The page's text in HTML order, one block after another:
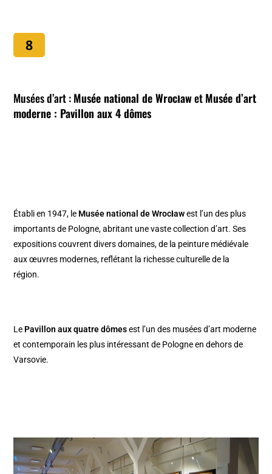
Musées d’art :Musée national de WrocławetMusée d’art
moderne : Pavillon aux 4 dômes
Établi en 1947, le Musée national de Wrocławest l’un des plus
importants de Pologne, abritant une vaste collection d’art. Ses
expositions couvrent divers domaines, de la peinture médiévale
aux œuvres modernes, reflétant la richesse culturelle de la
région. ​
Le Pavillon aux quatre dômesest l’un des musées d’art moderne
et contemporain les plus intéressant de Pologne en dehors de
Varsovie.